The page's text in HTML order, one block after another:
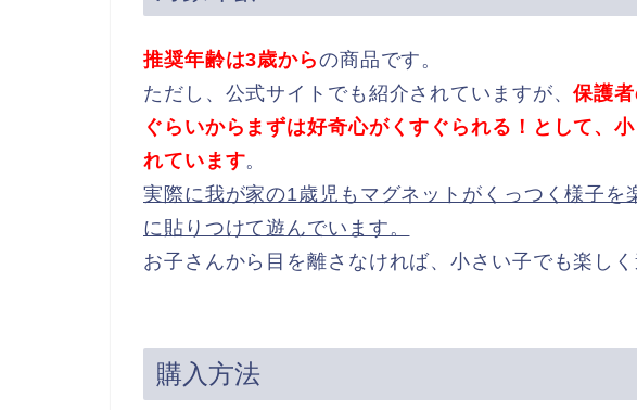
推奨年齢は3歳からの商品です。
ただし、公式サイトでも紹介されていますが、保護
ぐらいからまずは好奇心がくすぐられる！として、
れています。
実際に我が家の1歳児もマグネットがくっつく様子を
に貼りつけて遊んでいます。
お子さんから目を離さなければ、小さい子でも楽しく
購入方法